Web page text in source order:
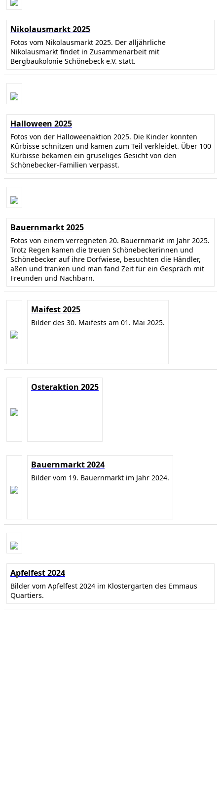
Nikolausmarkt 2025
Fotos vom Nikolausmarkt 2025. Der alljährliche
Nikolausmarkt findet in Zusammenarbeit mit
Bergbaukolonie Schönebeck e.V. statt.
Halloween 2025
Fotos von der Halloweenaktion 2025. Die Kinder konnten
Kürbisse schnitzen und kamen zum Teil verkleidet. Über 100
Kürbisse bekamen ein gruseliges Gesicht von den
Schönebecker-Familien verpasst.
Bauernmarkt 2025
Fotos von einem verregneten 20. Bauernmarkt im Jahr 2025.
Trotz Regen kamen die treuen Schönebeckerinnen und
Schönebecker auf ihre Dorfwiese, besuchten die Händler,
aßen und tranken und man fand Zeit für ein Gespräch mit
Freunden und Nachbarn.
Maifest 2025
Bilder des 30. Maifests am 01. Mai 2025.
Osteraktion 2025
Bauernmarkt 2024
Bilder vom 19. Bauernmarkt im Jahr 2024.
Apfelfest 2024
Bilder vom Apfelfest 2024 im Klostergarten des Emmaus
Quartiers.